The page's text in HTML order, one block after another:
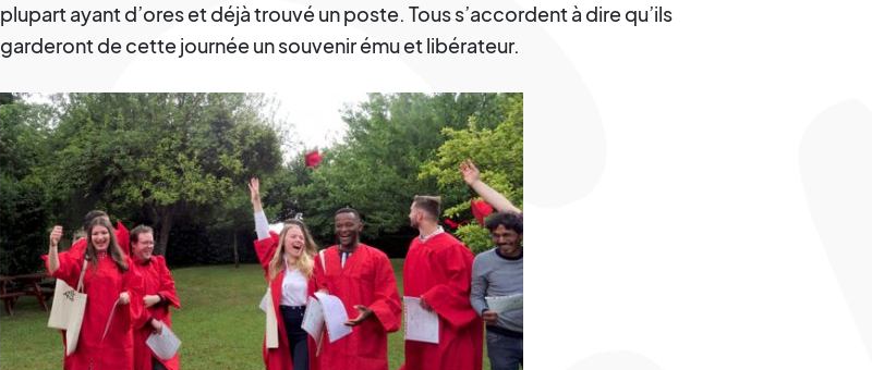
plupart ayant d’ores et déjà trouvé un poste. Tous s’accordent à dire qu’ils
garderont de cette journée un souvenir ému et libérateur.